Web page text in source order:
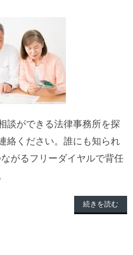
談ができる法律事務所を探
絡ください。誰にも知られ
がるフリーダイヤルで背任
続きを読む